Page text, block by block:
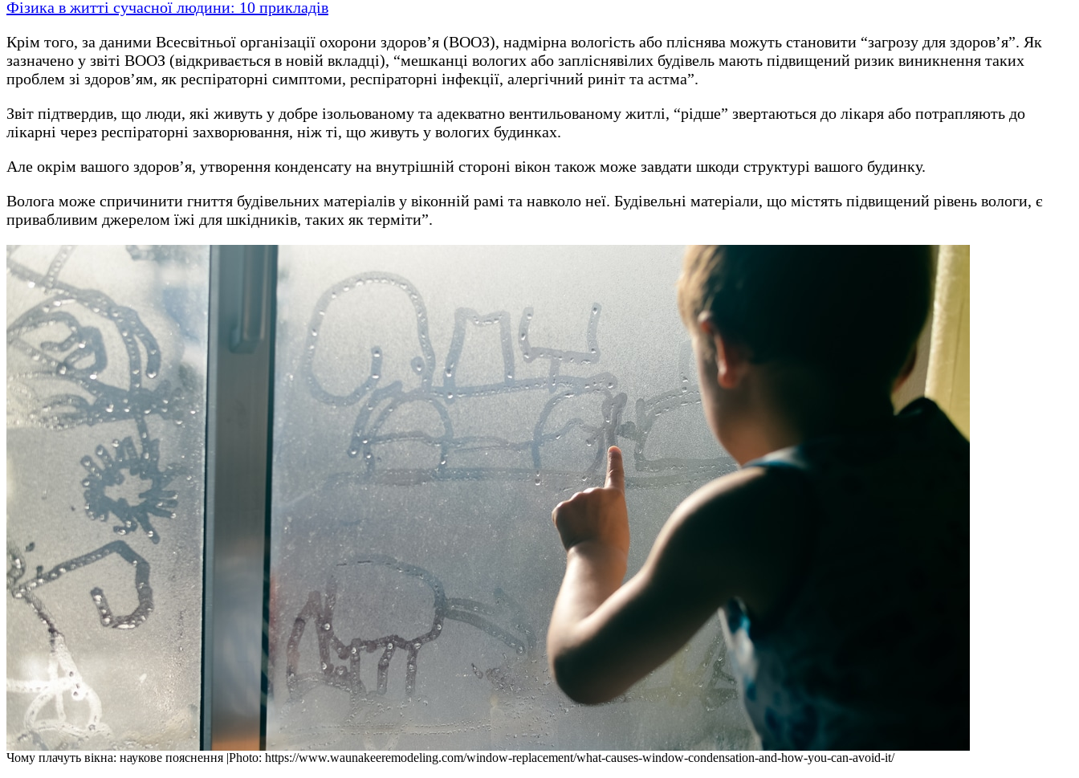
Фізика в житті сучасної людини: 10 прикладів
Крім того, за даними Всесвітньої організації охорони здоров’я (ВООЗ), надмірна вологість або пліснява можуть становити “загрозу для здоров’я”. Як
зазначено у звіті ВООЗ (відкривається в новій вкладці), “мешканці вологих або запліснявілих будівель мають підвищений ризик виникнення таких
проблем зі здоров’ям, як респіраторні симптоми, респіраторні інфекції, алергічний риніт та астма”.
Звіт підтвердив, що люди, які живуть у добре ізольованому та адекватно вентильованому житлі, “рідше” звертаються до лікаря або потрапляють до
лікарні через респіраторні захворювання, ніж ті, що живуть у вологих будинках.
Але окрім вашого здоров’я, утворення конденсату на внутрішній стороні вікон також може завдати шкоди структурі вашого будинку.
Волога може спричинити гниття будівельних матеріалів у віконній рамі та навколо неї. Будівельні матеріали, що містять підвищений рівень вологи, є
привабливим джерелом їжі для шкідників, таких як терміти”.
Чому плачуть вікна: наукове пояснення |Photo: https://www.waunakeeremodeling.com/window-replacement/what-causes-window-condensation-and-how-you-can-avoid-it/